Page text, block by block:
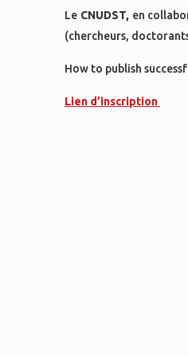
Le CNUDST, en
(chercheurs,
How to publish
Lien d’inscription